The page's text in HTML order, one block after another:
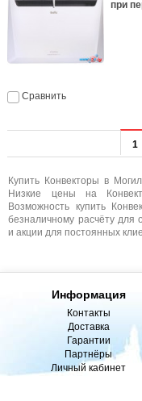
Купить Конвекторы в
Низкие цены на
Возможность купить
безналичному расчёту для
и акции для постоянных
при
Сравнить
1
Информация
Контакты
Доставка
Гарантии
Партнёры
Личный кабинет